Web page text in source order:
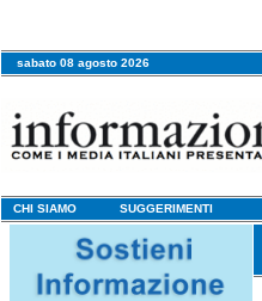
sabato 08 agosto 2026
CHI SIAMO SUGGERIMENTI